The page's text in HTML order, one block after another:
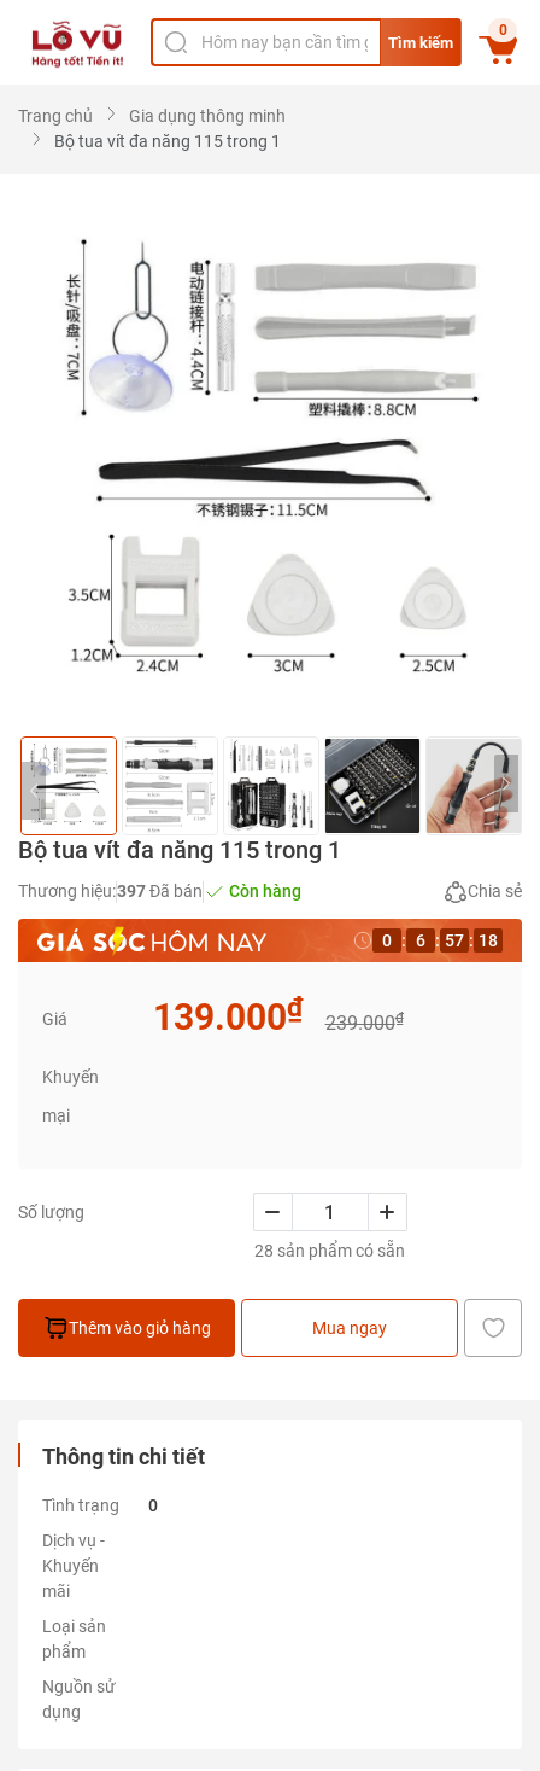
Tìm kiếm
0
Trang chủ
Gia dụng thông minh
Bộ tua vít đa năng 115 trong 1
Bộ tua vít đa năng 115 trong 1
Thương hiệu:397Đã bán Còn hàng Chia sẻ
0 : 6 : 57 : 17
Giá 139.000₫
239.000₫
Khuyến
mại
Số lượng
28 sản phẩm có sẵn
Thêm vào giỏ hàng Mua ngay
Thông tin chi tiết
Tình trạng
0
Dịch vụ -
Khuyến
mãi
Loại sản
phẩm
Nguồn sử
dụng